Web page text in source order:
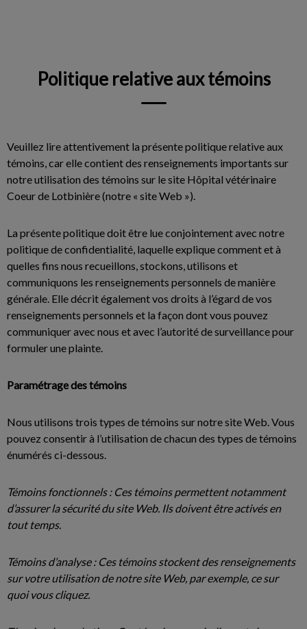
Politique relative aux témoins
Veuillez lire attentivement la présente politique relative aux
témoins, car elle contient des renseignements importants sur
notre utilisation des témoins sur le site Hôpital vétérinaire
Coeur de Lotbinière (notre « site Web »).
La présente politique doit être lue conjointement avec notre
politique de confidentialité, laquelle explique comment et à
quelles fins nous recueillons, stockons, utilisons et
communiquons les renseignements personnels de manière
générale. Elle décrit également vos droits à l’égard de vos
renseignements personnels et la façon dont vous pouvez
communiquer avec nous et avec l’autorité de surveillance pour
formuler une plainte.
Paramétrage des témoins
Nous utilisons trois types de témoins sur notre site Web. Vous
pouvez consentir à l’utilisation de chacun des types de témoins
énumérés ci-dessous.
Témoins fonctionnels : Ces témoins permettent notamment
d’assurer la sécurité du site Web. Ils doivent être activés en
tout temps.
Témoins d’analyse : Ces témoins stockent des renseignements
sur votre utilisation de notre site Web, par exemple, ce sur
quoi vous cliquez.